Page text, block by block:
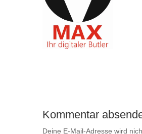
Kommentar
Deine E-Mail-Adresse wird